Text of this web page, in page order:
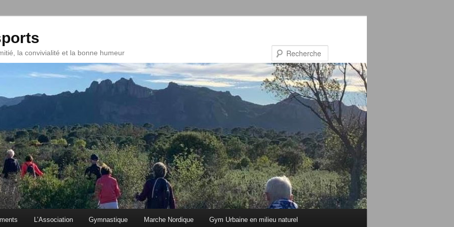
la convivialité et la bonne humeur
L’Association Gymnastique Marche Nordique Gym Urbaine en milieu naturel